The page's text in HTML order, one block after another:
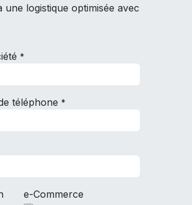
logistique optimisée avec
*
téléphone *
e-Commerce